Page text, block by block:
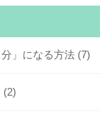
」になる方法 (7)
(2)